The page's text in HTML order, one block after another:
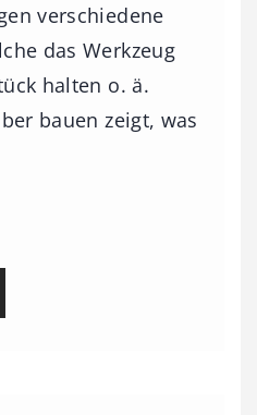
verschiedene
das Werkzeug
halten o. ä.
bauen zeigt, was